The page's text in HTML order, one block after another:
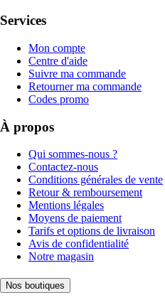
Services
Mon compte
Centre d'aide
Suivre ma commande
Retourner ma commande
Codes promo
À propos
Qui sommes-nous ?
Contactez-nous
Conditions générales de vente
Retour & remboursement
Mentions légales
Moyens de paiement
Tarifs et options de livraison
Avis de confidentialité
Notre magasin
Nos boutiques